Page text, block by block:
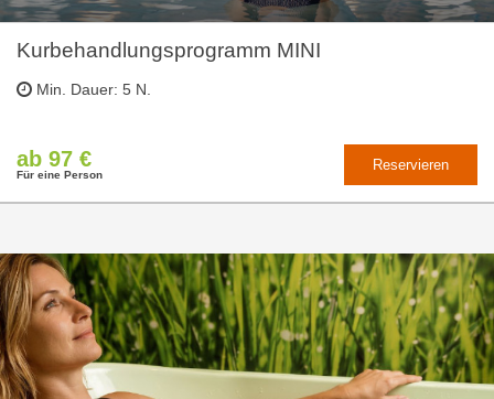
Kurbehandlungsprogramm MINI
Min. Dauer: 5 N.
ab 97 €
Für eine Person
Reservieren